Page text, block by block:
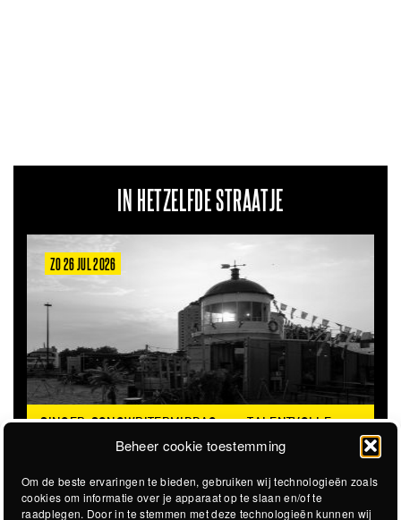
Beheer cookie toestemming
Om de beste ervaringen te bieden, gebruiken wij technologieën zoals
cookies om informatie over je apparaat op te slaan en/of te
raadplegen. Door in te stemmen met deze technologieën kunnen wij
IN HETZELFDE STRAATJE
ZO 26 JUL 2026
SINGER-SONGWRITERMIDDAG
@STADSSTRAND
TALENTVOLLE
SINGER/SONGWRITERS